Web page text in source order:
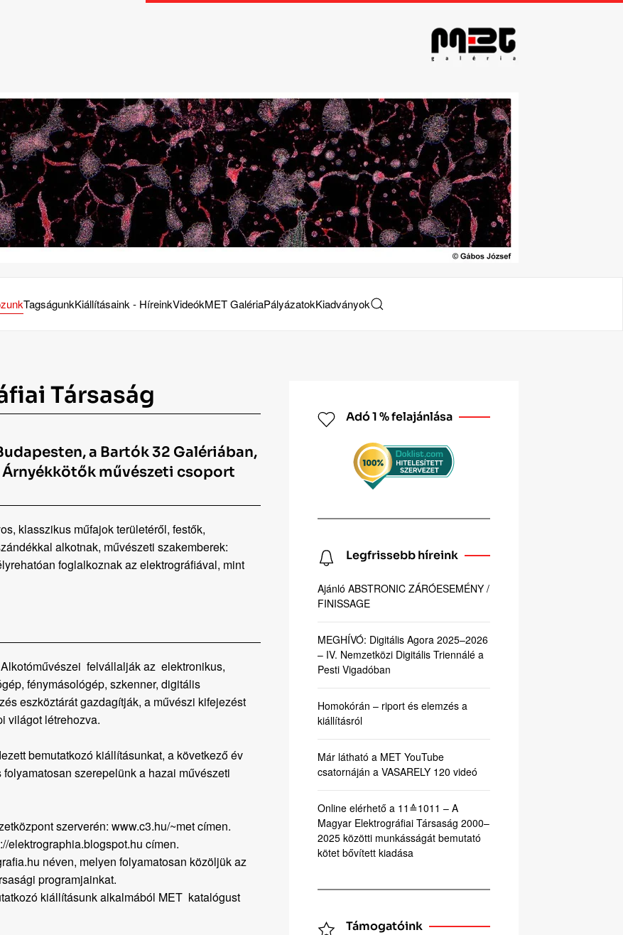
TagságunkKiállításaink - HíreinkVideókMET GalériaPályázatokKiadványok
Társaság
a Bartók 32 Galériában,
művészeti csoport
klasszikus műfajok területéről, festők,
alkotnak, művészeti szakemberek:
foglalkoznak az elektrográfiával, mint
felvállalják az elektronikus,
fénymásológép, szkenner, digitális
eszköztárát gazdagítják, a művészi kifejezést
világot létrehozva.
bemutatkozó kiállításunkat, a következő év
szerepelünk a hazai művészeti
szerverén: www.c3.hu/~met címen.
elektrographia.blogspot.hu címen.
néven, melyen folyamatosan közöljük az
programjainkat.
kiállításunk alkalmából MET katalógust
Adó 1 % felajánlása
Legfrissebb híreink
Ajánló ABSTRONIC ZÁRÓESEMÉNY /
FINISSAGE
MEGHÍVÓ: Digitális Agora 2025–2026
– IV. Nemzetközi Digitális Triennálé a
Pesti Vigadóban
Homokórán – riport és elemzés a
kiállításról
Már látható a MET YouTube
csatornáján a VASARELY 120 videó
Online elérhető a 11≙1011 – A
Magyar Elektrográfiai Társaság 2000–
2025 közötti munkásságát bemutató
kötet bővített kiadása
Támogatóink